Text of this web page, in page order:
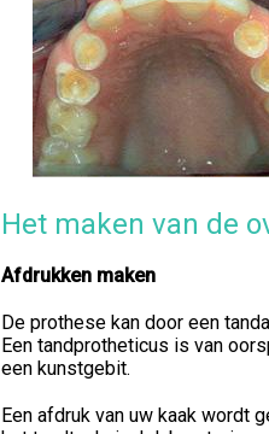
Het maken van de
Afdrukken maken
De prothese kan door een
Een tandprotheticus is van
een kunstgebit.
Een afdruk van uw kaak wordt